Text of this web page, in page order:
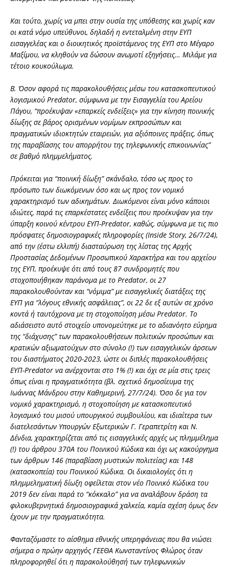
Και τούτο, χωρίς να μπει στην ουσία της υπόθεσης και χωρίς καν
οι κατά νόμο υπεύθυνοι, δηλαδή η εντεταλμένη στην ΕΥΠ
εισαγγελέας και ο διοικητικός προϊστάμενος της ΕΥΠ στο Μέγαρο
Μαξίμου, να κληθούν να δώσουν ανωμοτί εξηγήσεις… Μιλάμε για
τέτοιο κουκούλωμα.
Β. Όσον αφορά τις παρακολουθήσεις μέσω του κατασκοπευτικού
λογισμικού Predator, σύμφωνα με την Εισαγγελία του Αρείου
Πάγου, “προέκυψαν «επαρκείς ενδείξεις» για την κίνηση ποινικής
δίωξης σε βάρος ορισμένων νομίμων εκπροσώπων και
πραγματικών ιδιοκτητών εταιρειών, για αξιόποινες πράξεις, όπως
της παραβίασης του απορρήτου της τηλεφωνικής επικοινωνίας”
σε βαθμό πλημμελήματος.
Πρόκειται για “ποινική δίωξη” σκάνδαλο, τόσο ως προς το
πρόσωπο των διωκόμενων όσο και ως προς τον νομικό
χαρακτηρισμό των αδικημάτων. Διωκόμενοι είναι μόνο κάποιοι
ιδιώτες, παρά τις επαρκέστατες ενδείξεις που προέκυψαν για την
ύπαρξη κοινού κέντρου ΕΥΠ-Predator, καθώς, σύμφωνα με τις πιο
πρόσφατες δημοσιογραφικές πληροφορίες (Inside Story, 26/7/24),
από την (έστω ελλιπή) διασταύρωση της λίστας της Αρχής
Προστασίας Δεδομένων Προσωπικού Χαρακτήρα και του αρχείου
της ΕΥΠ, προέκυψε ότι από τους 87 συνδρομητές που
στοχοποιήθηκαν παράνομα με το Predator, οι 27
παρακολουθούνταν και “νόμιμα” με εισαγγελικές διατάξεις της
ΕΥΠ για “λόγους εθνικής ασφάλειας”, οι 22 δε εξ αυτών σε χρόνο
κοντά ή ταυτόχρονα με τη στοχοποίηση μέσω Predator. Το
αδιάσειστο αυτό στοιχείο υπονομεύτηκε με το αδιανόητο εύρημα
της “διάχυσης” των παρακολουθήσεων πολιτικών προσώπων και
κρατικών αξιωματούχων στο σύνολο (!) των εισαγγελικών άρσεων
του διαστήματος 2020-2023, ώστε οι διπλές παρακολουθήσεις
ΕΥΠ-Predator να ανέρχονται στο 1% (!) και όχι σε μία στις τρεις
όπως είναι η πραγματικότητα (βλ. σχετικό δημοσίευμα της
Ιωάννας Μάνδρου στην Καθημερινή, 27/7/24). Όσο δε για τον
νομικό χαρακτηρισμό, η στοχοποίηση με κατασκοπευτικό
λογισμικό του μισού υπουργικού συμβουλίου, και ιδιαίτερα των
διατελεσάντων Υπουργών Εξωτερικών Γ. Γεραπετρίτη και Ν.
Δένδια, χαρακτηρίζεται από τις εισαγγελικές αρχές ως πλημμέλημα
(!) του άρθρου 370Α του Ποινικού Κώδικα και όχι ως κακούργημα
των άρθρων 146 (παραβίαση μυστικών πολιτείας) και 148
(κατασκοπεία) του Ποινικού Κώδικα. Οι δικαιολογίες ότι η
πλημμεληματική δίωξη οφείλεται στον νέο Ποινικό Κώδικα του
2019 δεν είναι παρά το “κόκκαλο” για να αναλάβουν δράση τα
φιλοκυβερνητικά δημοσιογραφικά χαλκεία, καμία σχέση όμως δεν
έχουν με την πραγματικότητα.
Φανταζόμαστε το αίσθημα εθνικής υπερηφάνειας που θα νιώσει
σήμερα ο πρώην αρχηγός ΓΕΕΘΑ Κωνσταντίνος Φλώρος όταν
πληροφορηθεί ότι η παρακολούθησή των τηλεφωνικών